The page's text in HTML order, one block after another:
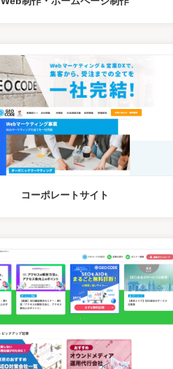
コーポレートサイト